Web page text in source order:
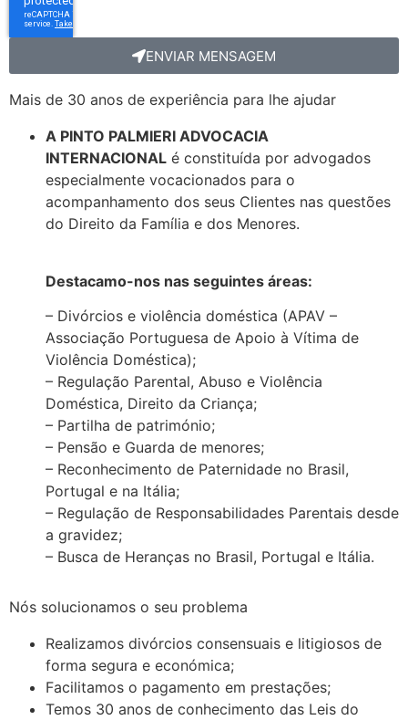
ENVIAR MENSAGEM
Mais de 30 anos de experiência para lhe ajudar
A PINTO PALMIERI ADVOCACIA
INTERNACIONAL é constituída por advogados
especialmente vocacionados para o
acompanhamento dos seus Clientes nas questões
do Direito da Família e dos Menores.
Destacamo-nos nas seguintes áreas:
– Divórcios e violência doméstica (APAV –
Associação Portuguesa de Apoio à Vítima de
Violência Doméstica);
– Regulação Parental, Abuso e Violência
Doméstica, Direito da Criança;
– Partilha de património;
– Pensão e Guarda de menores;
– Reconhecimento de Paternidade no Brasil,
Portugal e na Itália;
– Regulação de Responsabilidades Parentais desde
a gravidez;
– Busca de Heranças no Brasil, Portugal e Itália.
Nós solucionamos o seu problema
Realizamos divórcios consensuais e litigiosos de
forma segura e económica;
Facilitamos o pagamento em prestações;
Temos 30 anos de conhecimento das Leis do